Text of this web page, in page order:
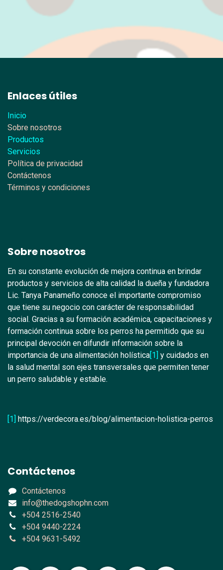
Enlaces útiles
Inicio
Sobre nosotros
Productos
Servicios
Política de privacidad
Contáctenos
Términos y condiciones
Sobre nosotros
En su constante evolución de mejora continua en brindar
productos y servicios de alta calidad la dueña y fundadora
Lic. Tanya Panameño conoce el importante compromiso
que tiene su negocio con carácter de responsabilidad
social. Gracias a su formación académica, capacitaciones y
formación continua sobre los perros ha permitido que su
principal devoción en difundir información sobre la
importancia de una alimentación holística[1] y cuidados en
la salud mental son ejes transversales que permiten tener
un perro saludable y estable.
[1] https://verdecora.es/blog/alimentacion-holistica-perros
Contáctenos
Contáctenos
info@thedogshophn.com
+504 2516-2540
+504 9440-2224
+504 9631-5492